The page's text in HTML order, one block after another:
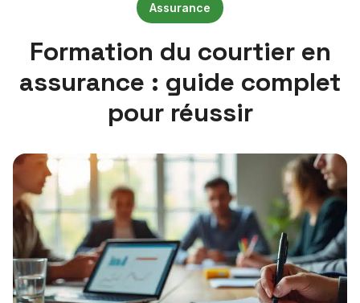
Assurance
Formation du courtier en
assurance : guide complet
pour réussir